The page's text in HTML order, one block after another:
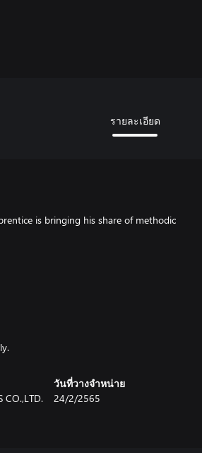
รายละเอียด
is bringing his share of methodic
CO.,LTD.
วันที่วางจำหน่าย
24/2/2565